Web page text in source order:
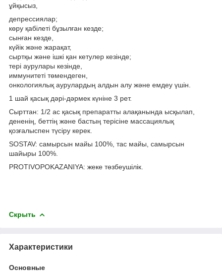
ұйқысыз,
депрессиялар;
көру қабілеті бұзылған кезде;
сынған кезде,
күйік және жарақат,
сыртқы және ішкі қан кетулер кезінде;
тері аурулары кезінде,
иммунитеті төмендеген,
онкологиялық аурулардың алдын алу және емдеу үшін.
1 шай қасық дәрі-дәрмек күніне 3 рет.
Сырттан: 1/2 ас қасық препаратты алақанында ысқылап,
дененiң, беттiң және бастың терiсiне массациялық
қозғалыспен түсiру керек.
SOSTAV: самырсын майы 100%, тас майы, самырсын
шайыры 100%.
PROTIVOPOKAZANIYA: жеке төзбеушілік.
Скрыть
Характеристики
Основные